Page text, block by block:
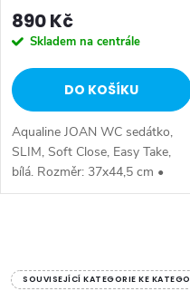
890 Kč
Skladem na centrále
DO KOŠÍKU
Aqualine JOAN WC sedátko,
SLIM, Soft Close, Easy Take,
bílá. Rozměr: 37x44,5 cm •
Šířka: 370 mm • Hloubka: 445
vSOUVISEJÍCÍ KATEGORIE KE